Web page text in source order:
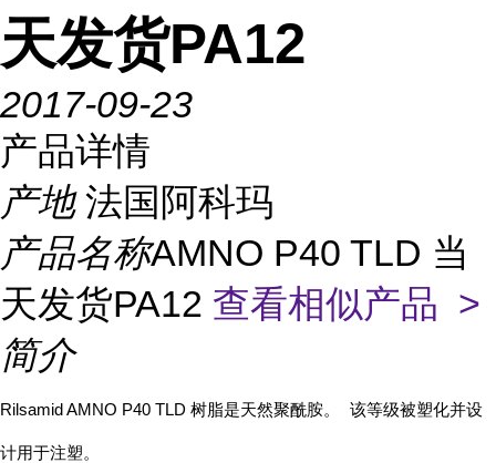
天发货PA12
2017-09-23
产品详情
产地 法国阿科玛
产品名称AMNO P40 TLD 当
天发货PA12 查看相似产品 >
简介
Rilsamid AMNO P40 TLD 树脂是天然聚酰胺。 该等级被塑化并设
计用于注塑。